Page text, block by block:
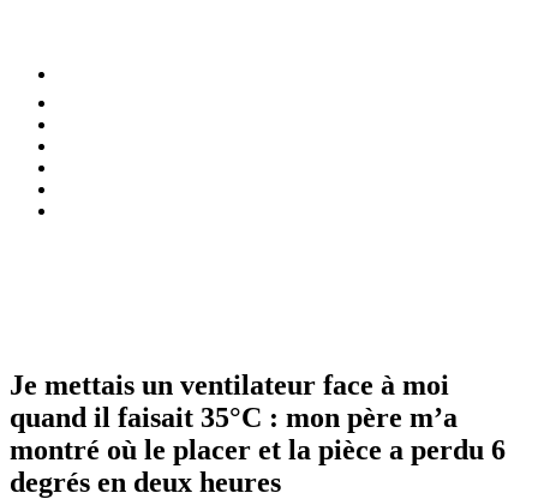
Je mettais un ventilateur face à moi
quand il faisait 35°C : mon père m’a
montré où le placer et la pièce a perdu 6
degrés en deux heures